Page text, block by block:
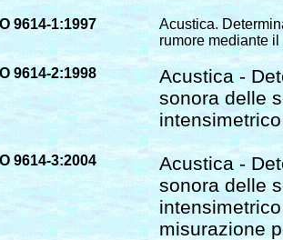
9614-1:1997
Acustica.
rumore mediante
9614-2:1998
Acustica -
sonora delle
9614-3:2004
Acustica -
sonora delle
misurazione